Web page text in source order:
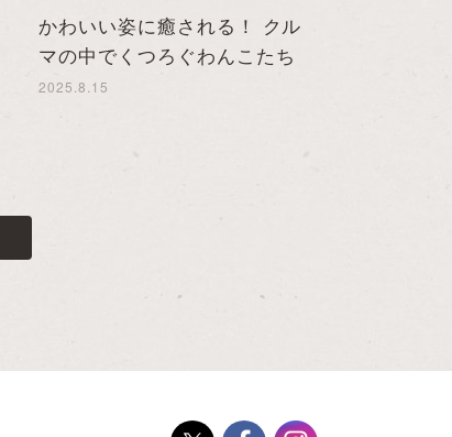
かわいい姿に癒される！ クル
マの中でくつろぐわんこたち
2025.8.15